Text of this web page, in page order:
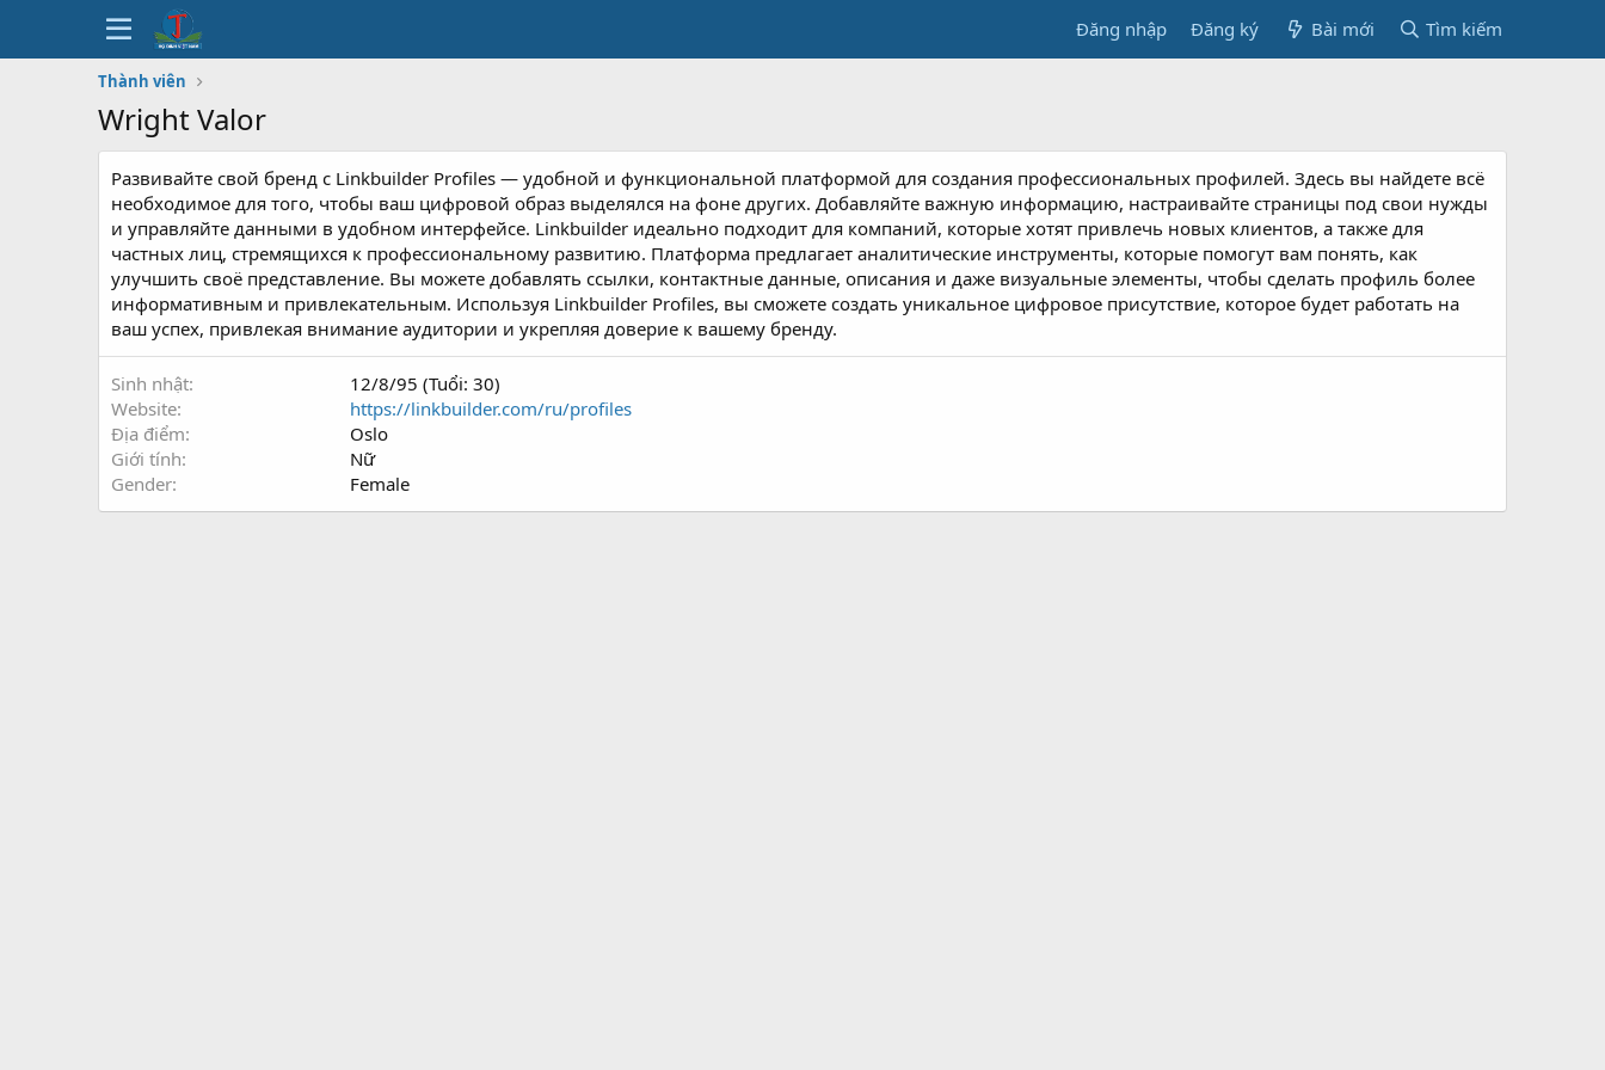
Đăng nhập Đăng ký Bài mới Tìm kiếm
Thành viên
Wright Valor
Развивайте свой бренд с Linkbuilder Profiles — удобной и функциональной платформой для создания профессиональных профилей. Здесь вы найдете всё
необходимое для того, чтобы ваш цифровой образ выделялся на фоне других. Добавляйте важную информацию, настраивайте страницы под свои нужды
и управляйте данными в удобном интерфейсе. Linkbuilder идеально подходит для компаний, которые хотят привлечь новых клиентов, а также для
частных лиц, стремящихся к профессиональному развитию. Платформа предлагает аналитические инструменты, которые помогут вам понять, как
улучшить своё представление. Вы можете добавлять ссылки, контактные данные, описания и даже визуальные элементы, чтобы сделать профиль более
информативным и привлекательным. Используя Linkbuilder Profiles, вы сможете создать уникальное цифровое присутствие, которое будет работать на
ваш успех, привлекая внимание аудитории и укрепляя доверие к вашему бренду.
Sinh nhật
12/8/95 (Tuổi: 30)
Website
https://linkbuilder.com/ru/profiles
Địa điểm
Oslo
Giới tính
Nữ
Gender
Female